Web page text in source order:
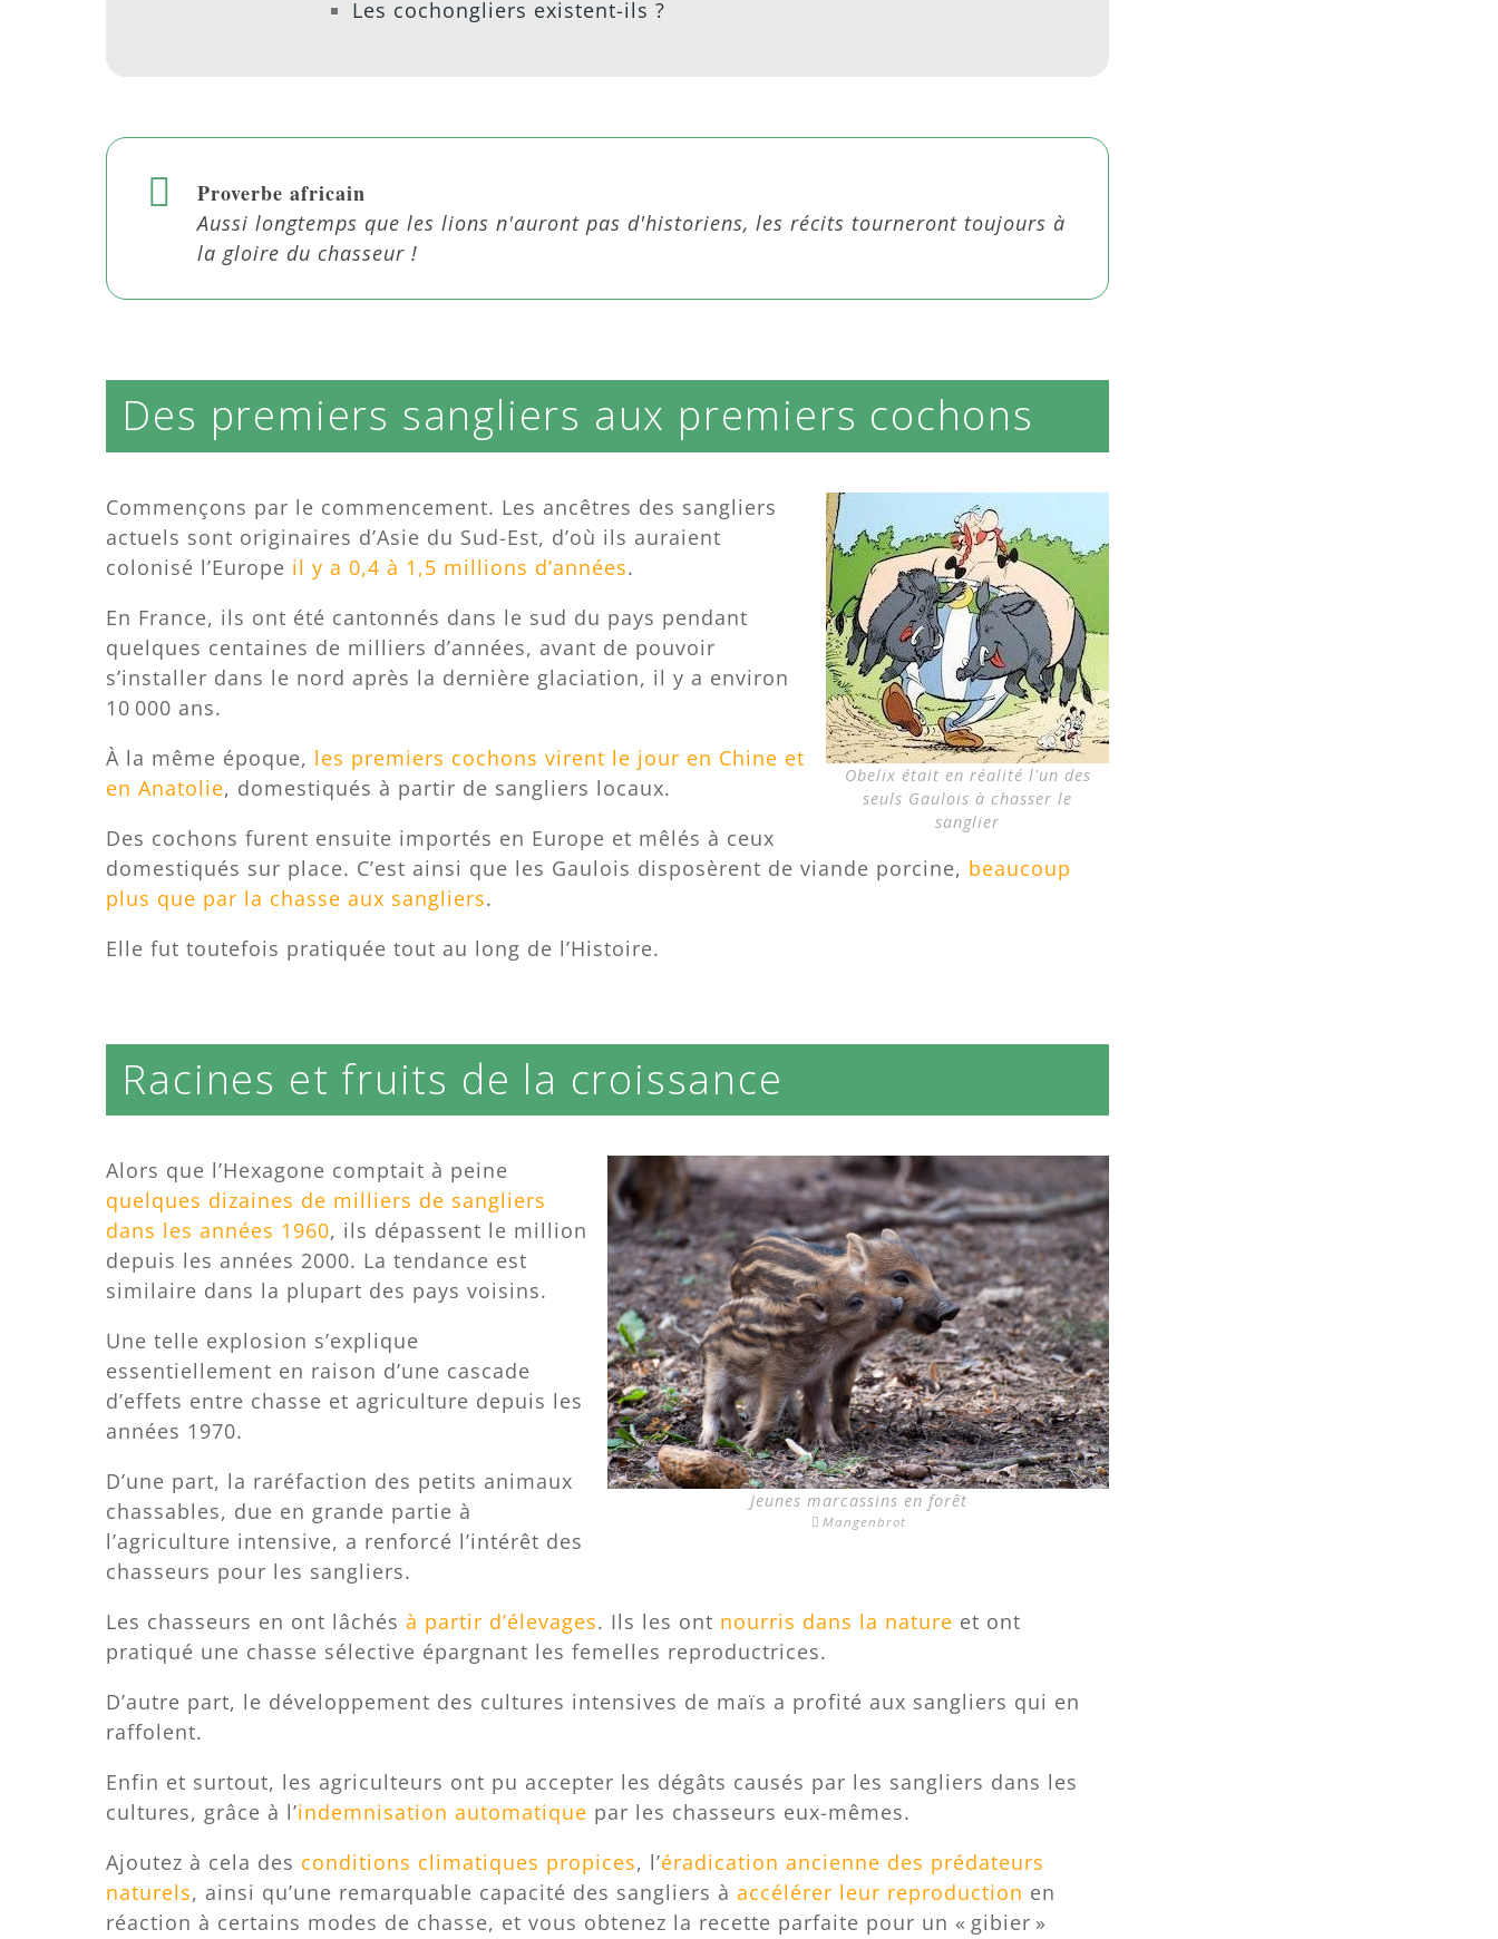
Les cochongliers existent-ils ?
Proverbe africain
Aussi longtemps que les lions n'auront pas d'historiens, les récits tourneront toujours à
la gloire du chasseur !
Des premiers sangliers aux premiers cochons
Obelix était en réalité l'un des
seuls Gaulois à chasser le
sanglier
Commençons par le commencement. Les ancêtres des sangliers
actuels sont originaires d’Asie du Sud-Est, d’où ils auraient
colonisé l’Europe il y a 0,4 à 1,5 millions d’années.
En France, ils ont été cantonnés dans le sud du pays pendant
quelques centaines de milliers d’années, avant de pouvoir
s’installer dans le nord après la dernière glaciation, il y a environ
10 000 ans.
À la même époque, les premiers cochons virent le jour en Chine et
en Anatolie, domestiqués à partir de sangliers locaux.
Des cochons furent ensuite importés en Europe et mêlés à ceux
domestiqués sur place. C’est ainsi que les Gaulois disposèrent de viande porcine, beaucoup
plus que par la chasse aux sangliers.
Elle fut toutefois pratiquée tout au long de l’Histoire.
Racines et fruits de la croissance
Jeunes marcassins en forêt
Mangenbrot
Alors que l’Hexagone comptait à peine
quelques dizaines de milliers de sangliers
dans les années 1960, ils dépassent le million
depuis les années 2000. La tendance est
similaire dans la plupart des pays voisins.
Une telle explosion s’explique
essentiellement en raison d’une cascade
d’effets entre chasse et agriculture depuis les
années 1970.
D’une part, la raréfaction des petits animaux
chassables, due en grande partie à
l’agriculture intensive, a renforcé l’intérêt des
chasseurs pour les sangliers.
Les chasseurs en ont lâchés à partir d’élevages. Ils les ont nourris dans la nature et ont
pratiqué une chasse sélective épargnant les femelles reproductrices.
D’autre part, le développement des cultures intensives de maïs a profité aux sangliers qui en
raffolent.
Enfin et surtout, les agriculteurs ont pu accepter les dégâts causés par les sangliers dans les
cultures, grâce à l’indemnisation automatique par les chasseurs eux-mêmes.
Ajoutez à cela des conditions climatiques propices, l’éradication ancienne des prédateurs
naturels, ainsi qu’une remarquable capacité des sangliers à accélérer leur reproduction en
réaction à certains modes de chasse, et vous obtenez la recette parfaite pour un « gibier »